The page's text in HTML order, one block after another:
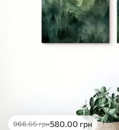
966.66грн580.00 грн